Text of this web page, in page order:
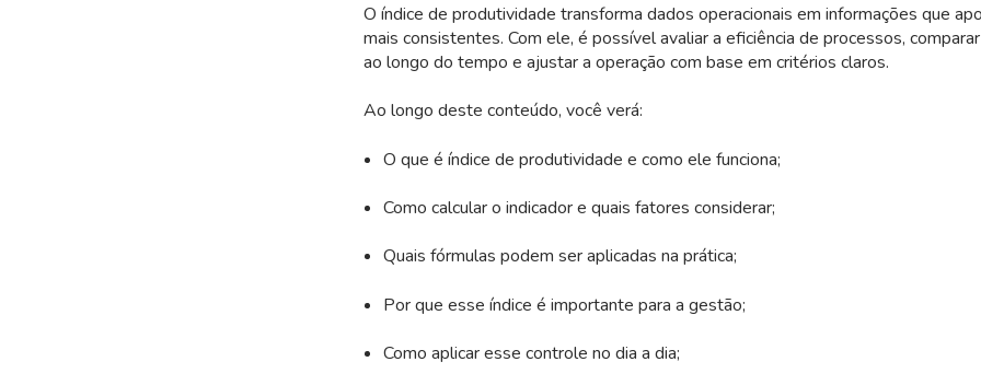
O índice de produtividade transforma dados operacionais em informações que
mais consistentes. Com ele, é possível avaliar a eficiência de processos,
ao longo do tempo e ajustar a operação com base em critérios claros.
Ao longo deste conteúdo, você verá:
O que é índice de produtividade e como ele funciona;
Como calcular o indicador e quais fatores considerar;
Quais fórmulas podem ser aplicadas na prática;
Por que esse índice é importante para a gestão;
Como aplicar esse controle no dia a dia;